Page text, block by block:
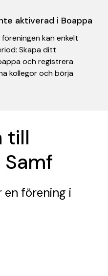
aktiverad i Boappa
kan enkelt
Skapa ditt
och registrera
kollegor och börja
till
Samf
en förening i